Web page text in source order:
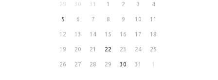
29 30 31 1 2 3 4
5 6 7 8 9 10 11
12 13 14 15 16 17 18
19 20 21 22 23 24 25
26 27 28 29 30 31 1